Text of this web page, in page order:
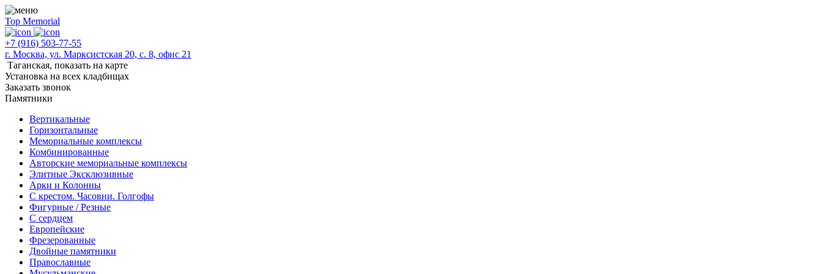
Top Memorial
+7 (916) 503-77-55
г. Москва, ул. Марксистская 20, с. 8, офис 21
Таганская, показать на карте
Установка на всех кладбищах
Заказать звонок
Памятники
Вертикальные
Горизонтальные
Мемориальные комплексы
Комбинированные
Авторские мемориальные комплексы
Элитные Эксклюзивные
Арки и Колонны
С крестом. Часовни. Голгофы
Фигурные / Резные
С сердцем
Европейские
Фрезерованные
Двойные памятники
Православные